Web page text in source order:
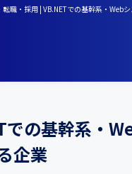
職・採用 | VB.NETでの基幹系・
での基幹系・
企業